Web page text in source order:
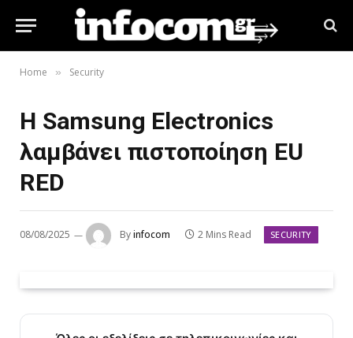
Home » Security
Η Samsung Electronics
λαμβάνει πιστοποίηση EU
RED
08/08/2025 Byinfocom 2 Mins Read SECURITY